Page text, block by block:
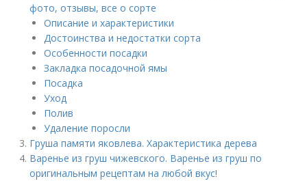
фото, отзывы, все о сорте
Описание и характеристики
Достоинства и недостатки сорта
Особенности посадки
Закладка посадочной ямы
Посадка
Уход
Полив
Удаление поросли
Груша памяти яковлева. Характеристика дерева
Варенье из груш чижевского. Варенье из груш по
оригинальным рецептам на любой вкус!